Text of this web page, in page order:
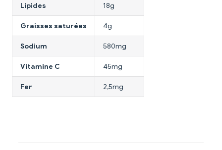
Lipides 18g
Graisses saturées 4g
Sodium 580mg
Vitamine C 45mg
Fer 2,5mg